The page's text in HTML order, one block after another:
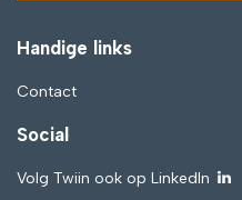
Handige links
Contact
Social
Volg Twiin ook op LinkedIn